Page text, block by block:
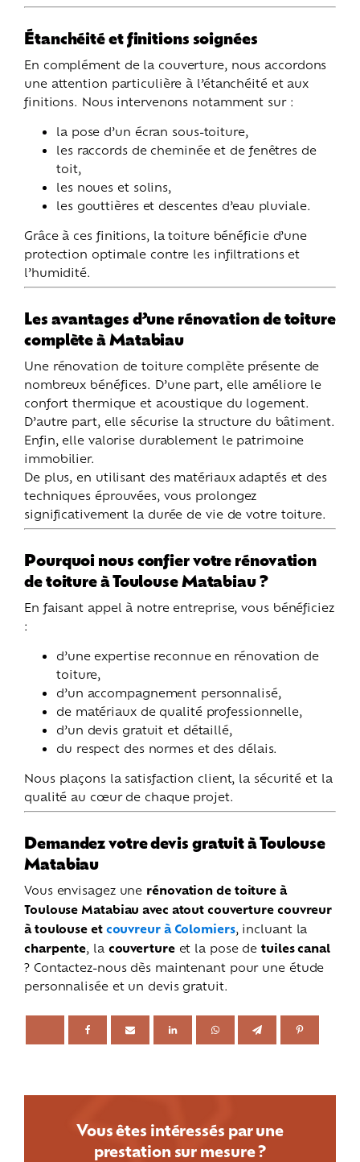
Étanchéité et finitions soignées
En complément de la couverture, nous accordons
une attention particulière à l’étanchéité et aux
finitions. Nous intervenons notamment sur :
la pose d’un écran sous-toiture,
les raccords de cheminée et de fenêtres de
toit,
les noues et solins,
les gouttières et descentes d’eau pluviale.
Grâce à ces finitions, la toiture bénéficie d’une
protection optimale contre les infiltrations et
l’humidité.
Les avantages d’une rénovation de toiture
complète à Matabiau
Une rénovation de toiture complète présente de
nombreux bénéfices. D’une part, elle améliore le
confort thermique et acoustique du logement.
D’autre part, elle sécurise la structure du bâtiment.
Enfin, elle valorise durablement le patrimoine
immobilier.
De plus, en utilisant des matériaux adaptés et des
techniques éprouvées, vous prolongez
significativement la durée de vie de votre toiture.
Pourquoi nous confier votre rénovation
de toiture à Toulouse Matabiau ?
En faisant appel à notre entreprise, vous bénéficiez
:
d’une expertise reconnue en rénovation de
toiture,
d’un accompagnement personnalisé,
de matériaux de qualité professionnelle,
d’un devis gratuit et détaillé,
du respect des normes et des délais.
Nous plaçons la satisfaction client, la sécurité et la
qualité au cœur de chaque projet.
Demandez votre devis gratuit à Toulouse
Matabiau
Vous envisagez une rénovation de toiture à
Toulouse Matabiau avec atout couverture couvreur
à toulouse et couvreur à Colomiers, incluant la
charpente, la couvertureet la pose detuiles canal
? Contactez-nous dès maintenant pour une étude
personnalisée et un devis gratuit.
Vous êtes intéressés par une
prestation sur mesure ?